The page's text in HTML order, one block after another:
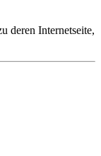
deren Internetseite,